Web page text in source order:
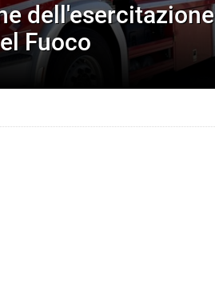
dell'esercitazione
Fuoco